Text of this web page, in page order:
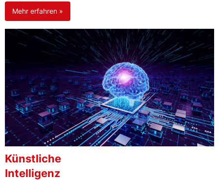
Mehr erfahren »
Künstliche
Intelligenz